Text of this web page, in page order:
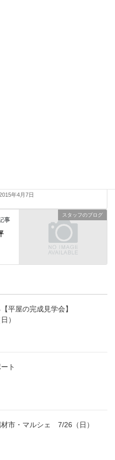
年4月7日
スタッフのブログ
事
平屋の完成見学会】
）
ト
市・マルシェ 7/26（日）